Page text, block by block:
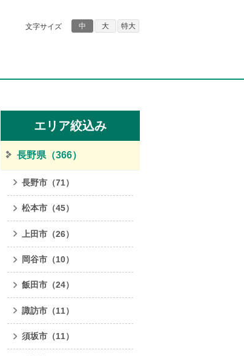
文字サイズ 中 大 特大
エリア絞込み
長野県 （366）
長野市（71）
松本市（45）
上田市（26）
岡谷市（10）
飯田市（24）
諏訪市（11）
須坂市（11）